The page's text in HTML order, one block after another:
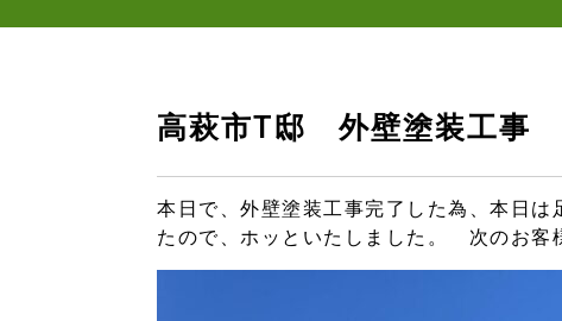
高萩市T邸 外壁塗装工事
本日で、外壁塗装工事完了した為、本日
たので、ホッといたしました。 次のお客